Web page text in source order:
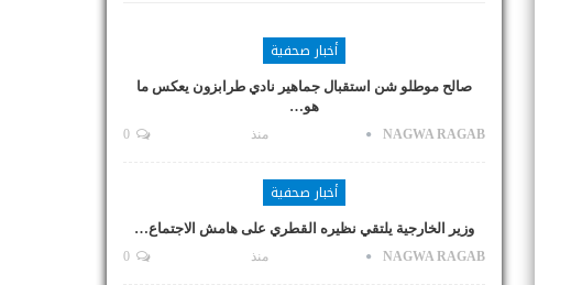
أخبار صحفية
صالح موطلو شن استقبال جماهير نادي طرابزون يعكس ما
هو…
NAGWA RAGAB منذ
أخبار صحفية
وزير الخارجية يلتقي نظيره القطري على هامش الاجتماع…
NAGWA RAGAB منذ